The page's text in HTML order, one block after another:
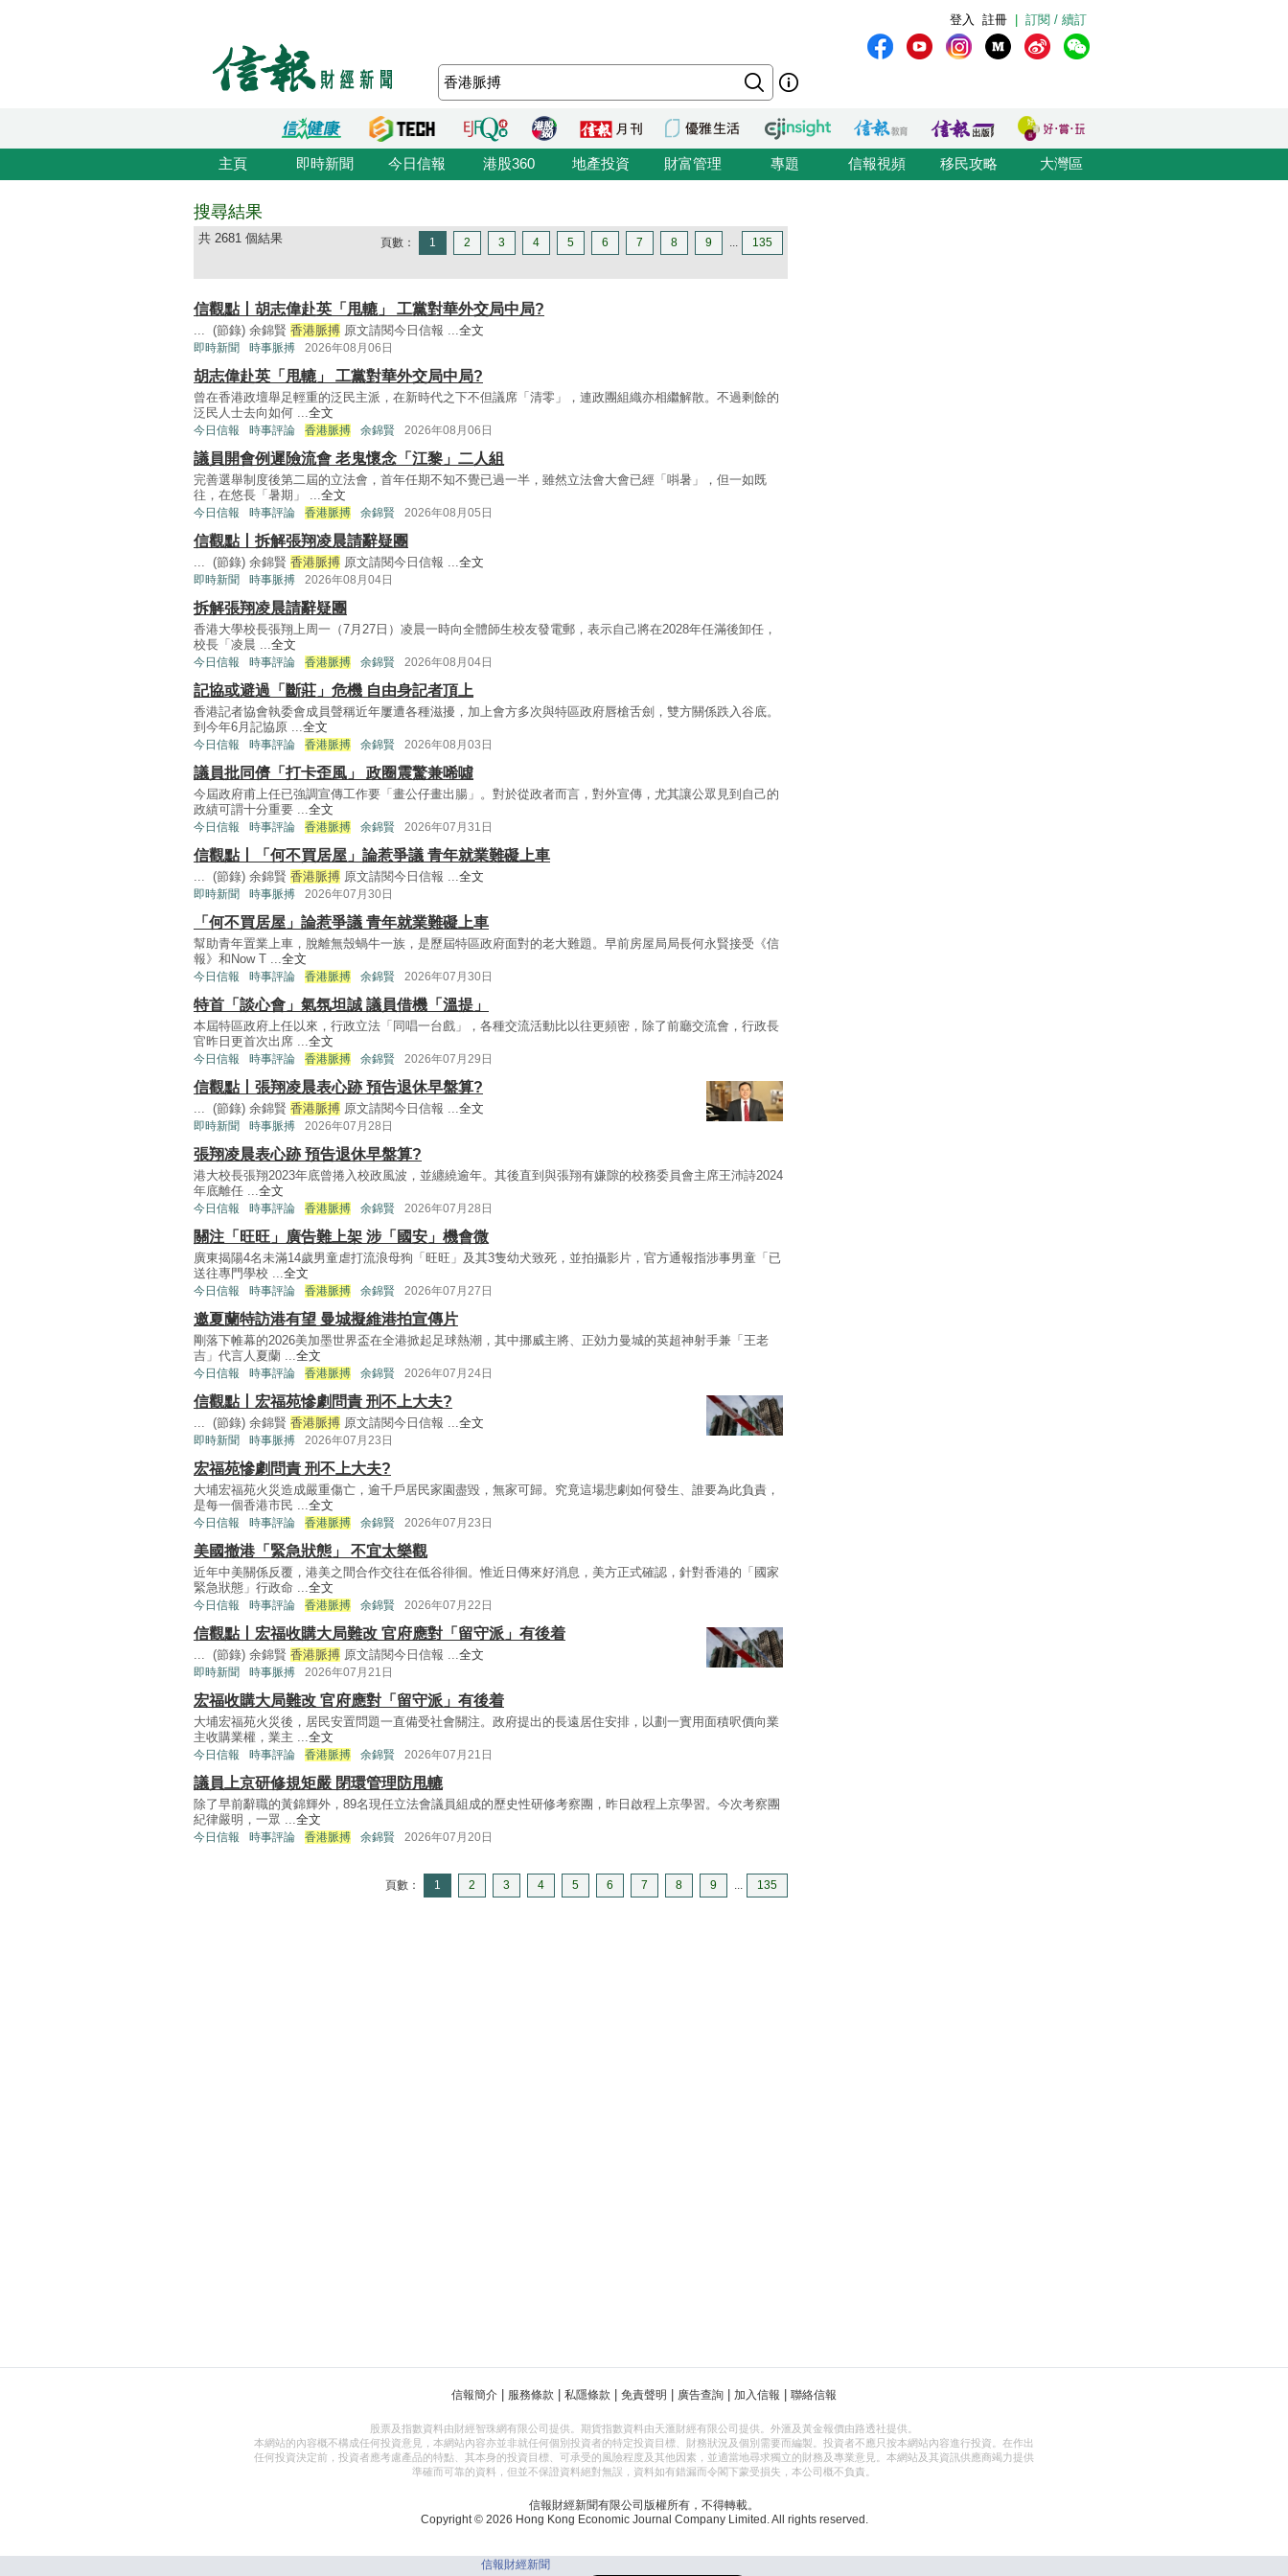
訂閱 / 續訂
註冊
登入
主頁 即時新聞 今日信報 港股360 地產投資 財富管理 專題 信報視頻 移民攻略 大灣區
搜尋結果
共 2681 個結果 頁數： 1 2 3 4 5 6 7 8 9 ... 135
信觀點丨胡志偉赴英「甩轆」 工黨對華外交局中局?
... (節錄) 余錦賢 香港脈搏 原文請閱今日信報 ...全文
即時新聞 時事脈搏 2026年08月06日
胡志偉赴英「甩轆」 工黨對華外交局中局?
曾在香港政壇舉足輕重的泛民主派，在新時代之下不但議席「清零」，連政團組織亦相繼解散。不過剩餘的
泛民人士去向如何 ...全文
今日信報 時事評論 香港脈搏 余錦賢 2026年08月06日
議員開會例遲險流會 老鬼懷念「江黎」二人組
完善選舉制度後第二屆的立法會，首年任期不知不覺已過一半，雖然立法會大會已經「唞暑」，但一如既
往，在悠長「暑期」 ...全文
今日信報 時事評論 香港脈搏 余錦賢 2026年08月05日
信觀點丨拆解張翔凌晨請辭疑團
... (節錄) 余錦賢 香港脈搏 原文請閱今日信報 ...全文
即時新聞 時事脈搏 2026年08月04日
拆解張翔凌晨請辭疑團
香港大學校長張翔上周一（7月27日）凌晨一時向全體師生校友發電郵，表示自己將在2028年任滿後卸任，
校長「凌晨 ...全文
今日信報 時事評論 香港脈搏 余錦賢 2026年08月04日
記協或避過「斷莊」危機 自由身記者頂上
香港記者協會執委會成員聲稱近年屢遭各種滋擾，加上會方多次與特區政府唇槍舌劍，雙方關係跌入谷底。
到今年6月記協原 ...全文
今日信報 時事評論 香港脈搏 余錦賢 2026年08月03日
議員批同儕「打卡歪風」 政圈震驚兼唏噓
今屆政府甫上任已強調宣傳工作要「畫公仔畫出腸」。對於從政者而言，對外宣傳，尤其讓公眾見到自己的
政績可謂十分重要 ...全文
今日信報 時事評論 香港脈搏 余錦賢 2026年07月31日
信觀點丨「何不買居屋」論惹爭議 青年就業難礙上車
... (節錄) 余錦賢 香港脈搏 原文請閱今日信報 ...全文
即時新聞 時事脈搏 2026年07月30日
「何不買居屋」論惹爭議 青年就業難礙上車
幫助青年置業上車，脫離無殼蝸牛一族，是歷屆特區政府面對的老大難題。早前房屋局局長何永賢接受《信
報》和Now T ...全文
今日信報 時事評論 香港脈搏 余錦賢 2026年07月30日
特首「談心會」氣氛坦誠 議員借機「溫提」
本屆特區政府上任以來，行政立法「同唱一台戲」，各種交流活動比以往更頻密，除了前廳交流會，行政長
官昨日更首次出席 ...全文
今日信報 時事評論 香港脈搏 余錦賢 2026年07月29日
信觀點丨張翔凌晨表心跡 預告退休早盤算?
... (節錄) 余錦賢 香港脈搏 原文請閱今日信報 ...全文
即時新聞 時事脈搏 2026年07月28日
張翔凌晨表心跡 預告退休早盤算?
港大校長張翔2023年底曾捲入校政風波，並纏繞逾年。其後直到與張翔有嫌隙的校務委員會主席王沛詩2024
年底離任 ...全文
今日信報 時事評論 香港脈搏 余錦賢 2026年07月28日
關注「旺旺」廣告難上架 涉「國安」機會微
廣東揭陽4名未滿14歲男童虐打流浪母狗「旺旺」及其3隻幼犬致死，並拍攝影片，官方通報指涉事男童「已
送往專門學校 ...全文
今日信報 時事評論 香港脈搏 余錦賢 2026年07月27日
邀夏蘭特訪港有望 曼城擬維港拍宣傳片
剛落下帷幕的2026美加墨世界盃在全港掀起足球熱潮，其中挪威主將、正効力曼城的英超神射手兼「王老
吉」代言人夏蘭 ...全文
今日信報 時事評論 香港脈搏 余錦賢 2026年07月24日
信觀點丨宏福苑慘劇問責 刑不上大夫?
... (節錄) 余錦賢 香港脈搏 原文請閱今日信報 ...全文
即時新聞 時事脈搏 2026年07月23日
宏福苑慘劇問責 刑不上大夫?
大埔宏福苑火災造成嚴重傷亡，逾千戶居民家園盡毀，無家可歸。究竟這場悲劇如何發生、誰要為此負責，
是每一個香港市民 ...全文
今日信報 時事評論 香港脈搏 余錦賢 2026年07月23日
美國撤港「緊急狀態」 不宜太樂觀
近年中美關係反覆，港美之間合作交往在低谷徘徊。惟近日傳來好消息，美方正式確認，針對香港的「國家
緊急狀態」行政命 ...全文
今日信報 時事評論 香港脈搏 余錦賢 2026年07月22日
信觀點丨宏福收購大局難改 官府應對「留守派」有後着
... (節錄) 余錦賢 香港脈搏 原文請閱今日信報 ...全文
即時新聞 時事脈搏 2026年07月21日
宏福收購大局難改 官府應對「留守派」有後着
大埔宏福苑火災後，居民安置問題一直備受社會關注。政府提出的長遠居住安排，以劃一實用面積呎價向業
主收購業權，業主 ...全文
今日信報 時事評論 香港脈搏 余錦賢 2026年07月21日
議員上京研修規矩嚴 閉環管理防甩轆
除了早前辭職的黃錦輝外，89名現任立法會議員組成的歷史性研修考察團，昨日啟程上京學習。今次考察團
紀律嚴明，一眾 ...全文
今日信報 時事評論 香港脈搏 余錦賢 2026年07月20日
頁數： 1 2 3 4 5 6 7 8 9 ... 135
信報簡介 服務條款 私隱條款 免責聲明 廣告查詢 加入信報 聯絡信報
股票及指數資料由財經智珠網有限公司提供。期貨指數資料由天滙財經有限公司提供。外滙及黃金報價由路透社提供。
本網站的內容概不構成任何投資意見，本網站內容亦並非就任何個別投資者的特定投資目標、財務狀況及個別需要而編製。投資者不應只按本網站內容進行投資。在作出
任何投資決定前，投資者應考慮產品的特點、其本身的投資目標、可承受的風險程度及其他因素，並適當地尋求獨立的財務及專業意見。本網站及其資訊供應商竭力提供
準確而可靠的資料，但並不保證資料絕對無誤，資料如有錯漏而令閣下蒙受損失，本公司概不負責。
信報財經新聞有限公司版權所有，不得轉載。
Copyright © 2026 Hong Kong Economic Journal Company Limited. All rights reserved.
信報財經新聞